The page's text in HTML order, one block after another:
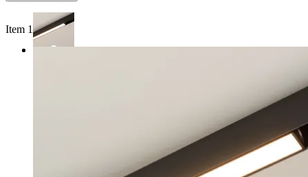
Item 1 of 2